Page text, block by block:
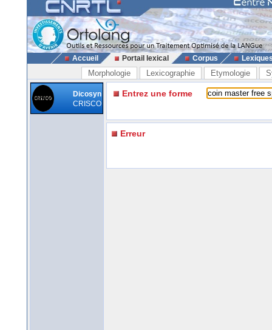
Accueil Portail lexical Corpus
Morphologie Lexicographie Etymologie
Dicosyn
CRISCO
Entrez une forme
Erreur